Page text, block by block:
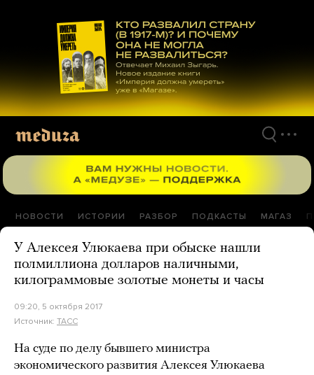
материалам
НОВОСТИ ИСТОРИИ РАЗБОР ПОДКАСТЫ МАГАЗ
У Алексея Улюкаева при обыске нашли
полмиллиона долларов наличными,
килограммовые золотые монеты и часы
09:20, 5 октября 2017
Источник: ТАСС
На суде по делу бывшего министра
экономического развития Алексея Улюкаева